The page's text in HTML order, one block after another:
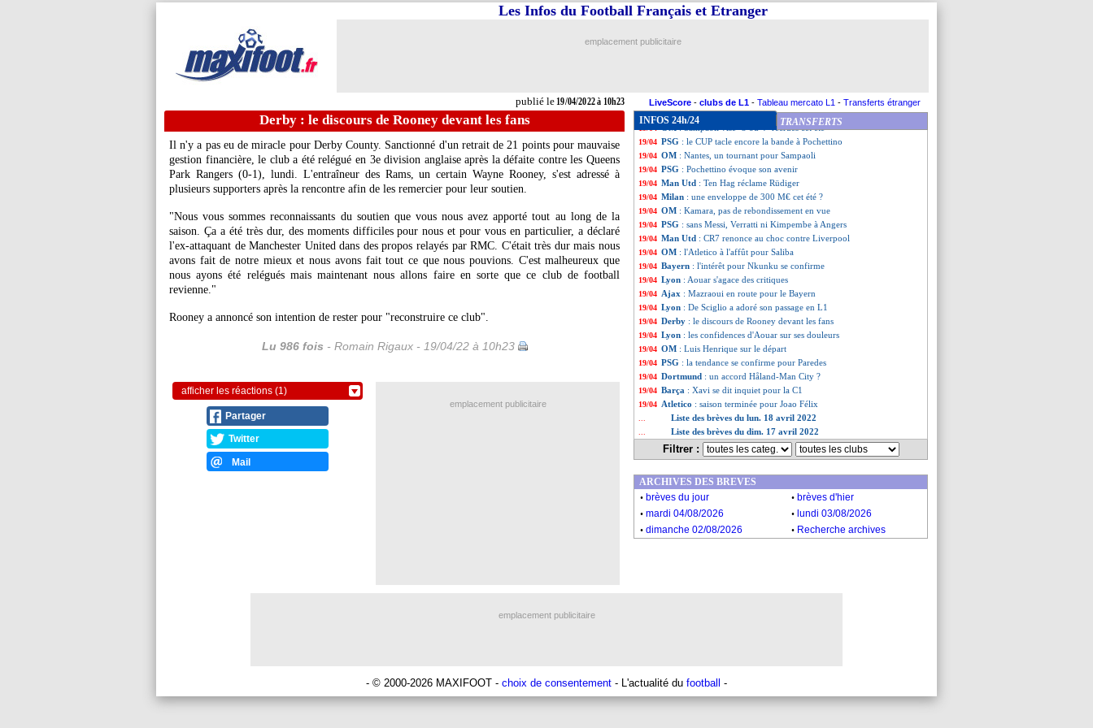
publié le19/04/2022 à 10h23
Les Infos du Football Français et Etranger
emplacement publicitaire
LiveScore - clubs de L1 - Tableau mercato L1 - Transferts étranger
Derby : le discours de Rooney devant les fans
Il n'y a pas eu de miracle pour Derby County. Sanctionné d'un retrait de 21 points pour mauvaise
gestion financière, le club a été relégué en 3e division anglaise après la défaite contre les Queens
Park Rangers (0-1), lundi. L'entraîneur des Rams, un certain Wayne Rooney, s'est adressé à
plusieurs supporters après la rencontre afin de les remercier pour leur soutien.
"Nous vous sommes reconnaissants du soutien que vous nous avez apporté tout au long de la
saison. Ça a été très dur, des moments difficiles pour nous et pour vous en particulier, a déclaré
l'ex-attaquant de Manchester United dans des propos relayés par RMC. C'était très dur mais nous
avons fait de notre mieux et nous avons fait tout ce que nous pouvions. C'est malheureux que
nous ayons été relégués mais maintenant nous allons faire en sorte que ce club de football
revienne."
Rooney a annoncé son intention de rester pour "reconstruire ce club".
Lu 986 fois - Romain Rigaux - 19/04/22 à 10h23
afficher les réactions (1)
Partager
Twitter
Mail
INFOS 24h/24 TRANSFERTS
19/04 Barça: une Pedri dépendance notable
19/04 OM: Peres se régale à Marseille
19/04 LEC
19/04 Séville: Monchi rassure Martial, mais...
19/04 Man Utd: Rangnick flatte Klopp avant le derby
: Sampaoli vise "3 ou 4" recrues cet été
19/04 PSG : le CUP tacle encore la bande à Pochettino
19/04 OM : Nantes, un tournant pour Sampaoli
19/04 PSG : Pochettino évoque son avenir
19/04 Man Utd : Ten Hag réclame Rüdiger
19/04 Milan : une enveloppe de 300 M€ cet été ?
19/04 OM : Kamara, pas de rebondissement en vue
19/04 PSG : sans Messi, Verratti ni Kimpembe à Angers
19/04 Man Utd : CR7 renonce au choc contre Liverpool
19/04 OM : l'Atletico à l'affût pour Saliba
19/04 Bayern : l'intérêt pour Nkunku se confirme
19/04 Lyon : Aouar s'agace des critiques
19/04 Ajax : Mazraoui en route pour le Bayern
19/04 Lyon : De Sciglio a adoré son passage en L1
19/04 Derby : le discours de Rooney devant les fans
19/04 Lyon : les confidences d'Aouar sur ses douleurs
19/04 OM : Luis Henrique sur le départ
19/04 PSG : la tendance se confirme pour Paredes
19/04 Dortmund : un accord Håland-Man City ?
19/04 Barça : Xavi se dit inquiet pour la C1
19/04 Atletico : saison terminée pour Joao Félix
Liste des brèves du lun. 18 avril 2022
Liste des brèves du dim. 17 avril 2022
Filtrer :
emplacement publicitaire
ARCHIVES DES BREVES
. brèves du jour . brèves d'hier
. mardi 04/08/2026 . lundi 03/08/2026
. dimanche 02/08/2026 . Recherche archives
emplacement publicitaire
- © 2000-2026 MAXIFOOT - choix de consentement - L'actualité du football -